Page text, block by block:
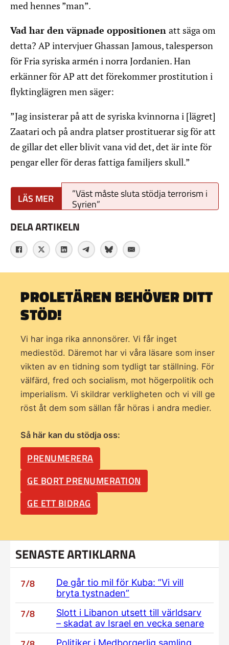
med hennes ”man”.
Vad har den väpnade oppositionen att säga om
detta? AP intervjuer Ghassan Jamous, talesperson
för Fria syriska armén i norra Jordanien. Han
erkänner för AP att det förekommer prostitution i
flyktinglägren men säger:
”Jag insisterar på att de syriska kvinnorna i [lägret]
Zaatari och på andra platser prostituerar sig för att
de gillar det eller blivit vana vid det, det är inte för
pengar eller för deras fattiga familjers skull.”
”Väst måste sluta stödja terrorism i
Syrien”
DELA ARTIKELN
PROLETÄREN BEHÖVER DITT
STÖD!
Vi har inga rika annonsörer. Vi får inget
mediestöd. Däremot har vi våra läsare som inser
vikten av en tidning som tydligt tar ställning. För
välfärd, fred och socialism, mot högerpolitik och
imperialism. Vi skildrar verkligheten och vi vill ge
röst åt dem som sällan får höras i andra medier.
Så här kan du stödja oss:
PRENUMERERA
GE BORT PRENUMERATION
GE ETT BIDRAG
SENASTE ARTIKLARNA
7/8
De går tio mil för Kuba: ”Vi vill
bryta tystnaden”
7/8
Slott i Libanon utsett till världsarv
– skadat av Israel en vecka senare
Politiker i Medborgerlig samling